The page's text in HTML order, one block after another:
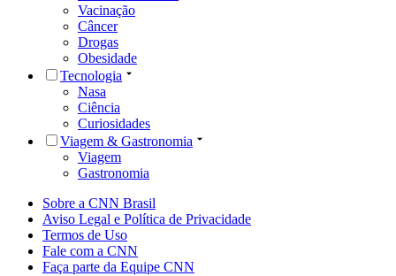
Vacinação
Câncer
Drogas
Obesidade
Tecnologia
Nasa
Ciência
Curiosidades
Viagem & Gastronomia
Viagem
Gastronomia
Sobre a CNN Brasil
Aviso Legal e Política de Privacidade
Termos de Uso
Fale com a CNN
Faça parte da Equipe CNN